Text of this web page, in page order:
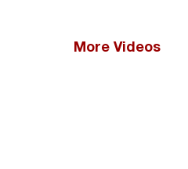
More Videos